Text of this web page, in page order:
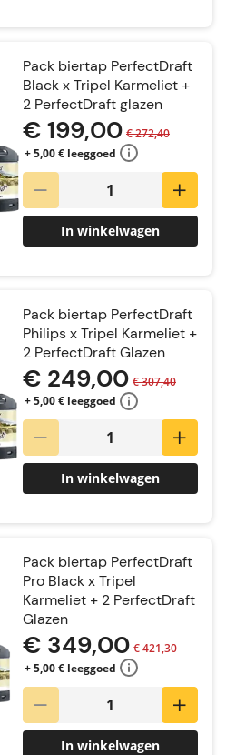
Pack biertap PerfectDraft
Black x Tripel Karmeliet +
2 PerfectDraft glazen
€ 199,00 € 272,40
+ 5,00 € leeggoed
In winkelwagen
Pack biertap PerfectDraft
Philips x Tripel Karmeliet +
2 PerfectDraft Glazen
€ 249,00 € 307,40
+ 5,00 € leeggoed
In winkelwagen
Pack biertap PerfectDraft
Pro Black x Tripel
Karmeliet + 2 PerfectDraft
Glazen
€ 349,00 € 421,30
+ 5,00 € leeggoed
In winkelwagen